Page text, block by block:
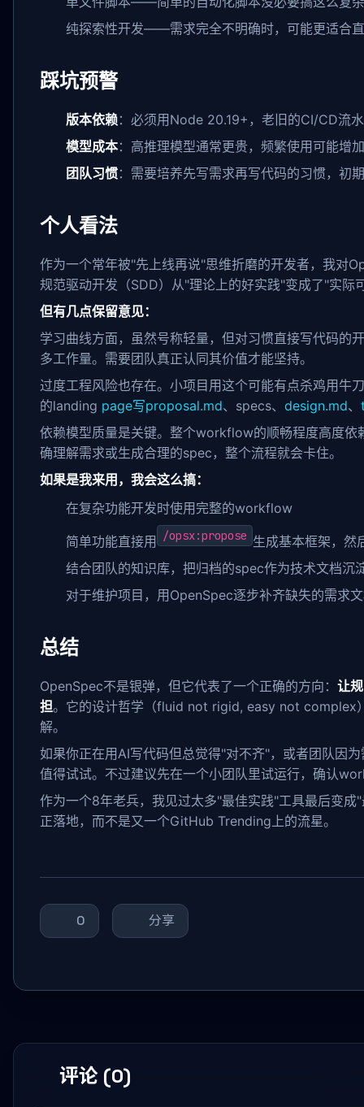
纯探索性开发——需求完全不明确时，可能更适合
踩坑预警
版本依赖：必须用Node 20.19+，老旧的CI/CD流
模型成本：高推理模型通常更贵，频繁使用可能增
团队习惯：需要培养先写需求再写代码的习惯，初
个人看法
作为一个常年被"先上线再说"思维折磨的开发者，我对
规范驱动开发（SDD）从"理论上的好实践"变成了"实际
但有几点保留意见：
学习曲线方面，虽然号称轻量，但对习惯直接写代码的
多工作量。需要团队真正认同其价值才能坚持。
过度工程风险也存在。小项目用这个可能有点杀鸡用牛
的landing page写proposal.md、specs、 design.md、
依赖模型质量是关键。整个workflow的顺畅程度高度依
确理解需求或生成合理的spec，整个流程就会卡住。
如果是我来用，我会这么搞：
在复杂功能开发时使用完整的workflow
简单功能直接用 /opsx:propose 生成基本框架，然
结合团队的知识库，把归档的spec作为技术文档沉
对于维护项目，用OpenSpec逐步补齐缺失的需求
总结
OpenSpec不是银弹，但它代表了一个正确的方向： 让
担。它的设计哲学（fluid not rigid, easy not complex
解。
如果你正在用AI写代码但总觉得"对不齐"，或者团队因
值得试试。不过建议先在一个小团队里试运行，确认
作为一个8年老兵，我见过太多"最佳实践"工具最后变
正落地，而不是又一个GitHub Trending上的流星。
0 分享
评论 (0)